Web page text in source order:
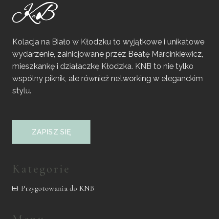
Kolacja na Biało w Kłodzku to wyjątkowe i unikatowe
wydarzenie, zainicjowane przez Beatę Marcinkiewicz,
mieszkankę i działaczkę Kłodzka. KNB to nie tylko
wspólny piknik, ale również networking w eleganckim
stylu.
ZAPISZ SIĘ
Kategorie
Przygotowania do KNB